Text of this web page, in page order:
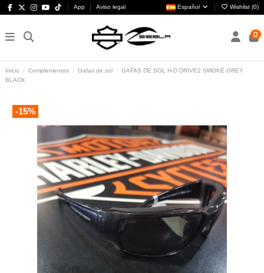
App Aviso legal Español Wishlist (0)
0
Inicio Complementos Gafas de sol
GAFAS DE SOL H-D DRIVE2 SMOKE GREY
BLACK
-15%